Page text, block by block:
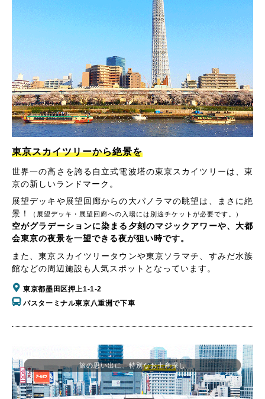
東京スカイツリーから絶景を
世界一の高さを誇る自立式電波塔の東京スカイツリーは、東
京の新しいランドマーク。
展望デッキや展望回廊からの大パノラマの眺望は、まさに絶
景！
（展望デッキ・展望回廊への入場には別途チケットが必要です。）
空がグラデーションに染まる夕刻のマジックアワーや、大都
会東京の夜景を一望できる夜が狙い時です。
また、東京スカイツリータウンや東京ソラマチ、すみだ水族
館などの周辺施設も人気スポットとなっています。
東京都墨田区押上1-1-2
バスターミナル東京八重洲で下車
旅の思い出に、特別なお土産探し